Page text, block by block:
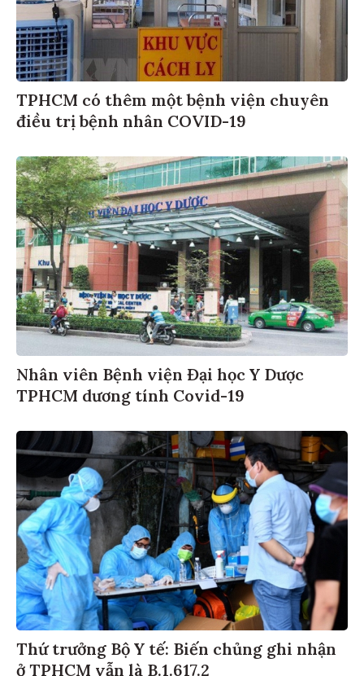
TPHCM có thêm một bệnh viện chuyên
điều trị bệnh nhân COVID-19
Nhân viên Bệnh viện Đại học Y Dược
TPHCM dương tính Covid-19
Thứ trưởng Bộ Y tế: Biến chủng ghi nhận
ở TPHCM vẫn là B.1.617.2